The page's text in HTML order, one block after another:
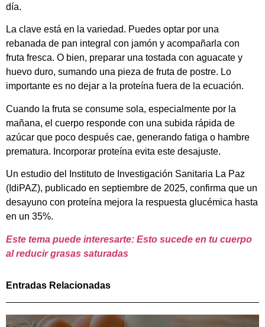
día.
La clave está en la variedad. Puedes optar por una
rebanada de pan integral con jamón y acompañarla con
fruta fresca. O bien, preparar una tostada con aguacate y
huevo duro, sumando una pieza de fruta de postre. Lo
importante es no dejar a la proteína fuera de la ecuación.
Cuando la fruta se consume sola, especialmente por la
mañana, el cuerpo responde con una subida rápida de
azúcar que poco después cae, generando fatiga o hambre
prematura. Incorporar proteína evita este desajuste.
Un estudio del Instituto de Investigación Sanitaria La Paz
(IdiPAZ), publicado en septiembre de 2025, confirma que un
desayuno con proteína mejora la respuesta glucémica hasta
en un 35%.
Este tema puede interesarte: Esto sucede en tu cuerpo
al reducir grasas saturadas
Entradas Relacionadas